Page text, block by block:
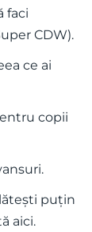
faci
CDW).
ce ai
copii
puțin
aici.